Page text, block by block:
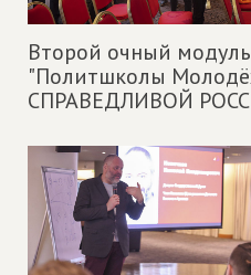
Второй очный модуль
"Политшколы
СПРАВЕДЛИВОЙ